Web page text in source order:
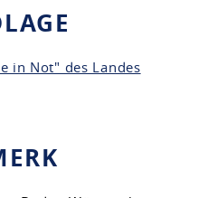
in Not" des Landes